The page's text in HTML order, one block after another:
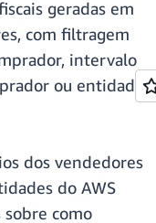
geradas em
com filtragem
intervalo
ou entidade
dos vendedores
do AWS
sobre como